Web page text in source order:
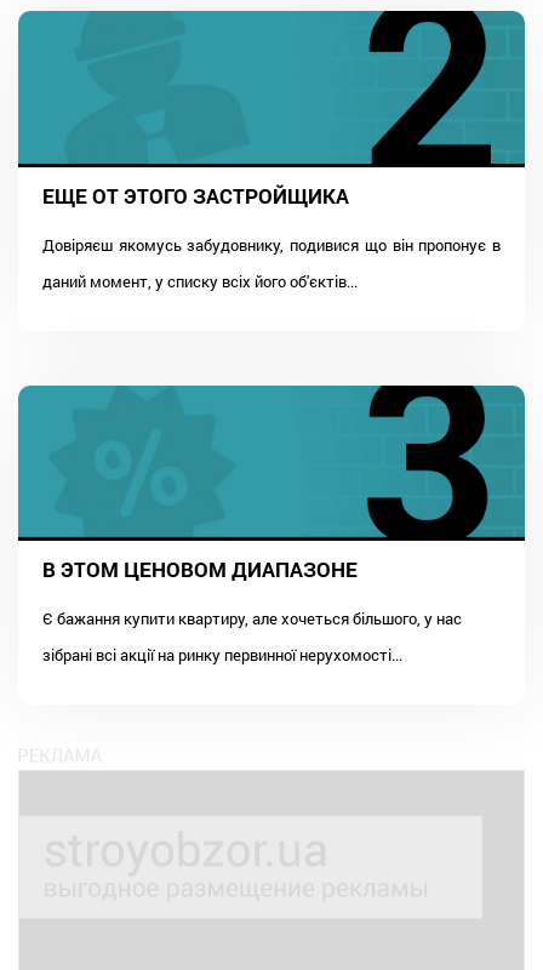
ЕЩЕ ОТ ЭТОГО ЗАСТРОЙЩИКА
Довіряєш якомусь забудовнику, подивися що він пропонує в
даний момент, у списку всіх його об'єктів...
В ЭТОМ ЦЕНОВОМ ДИАПАЗОНЕ
Є бажання купити квартиру, але хочеться більшого, у нас
зібрані всі акції на ринку первинної нерухомості...